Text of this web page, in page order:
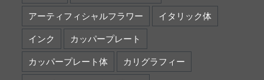
アーティフィシャルフラワー イタリック体
インク カッパープレート
カッパープレート体 カリグラフィー